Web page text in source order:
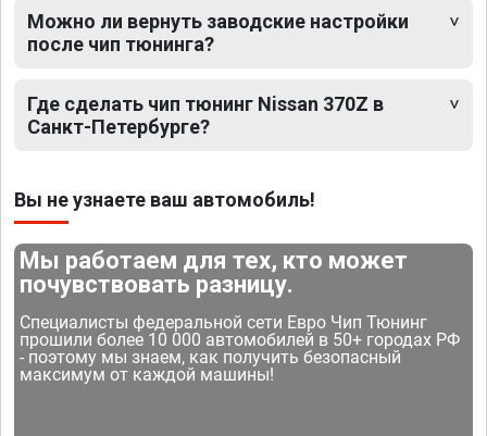
Можно ли вернуть заводские настройки
после чип тюнинга?
Где сделать чип тюнинг Nissan 370Z в
Санкт-Петербурге?
Вы не узнаете ваш автомобиль!
Мы работаем для тех, кто может
почувствовать разницу.
Специалисты федеральной сети Евро Чип Тюнинг
прошили более 10 000 автомобилей в 50+ городах РФ
- поэтому мы знаем, как получить безопасный
максимум от каждой машины!